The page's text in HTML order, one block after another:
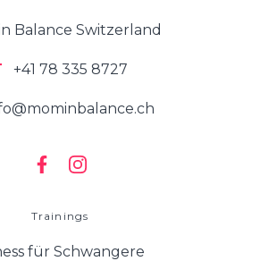
Balance Switzerland
+41 78 335 8727
Trainings
für Schwangere